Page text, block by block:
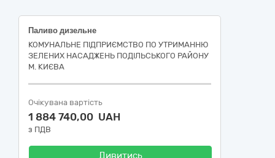
Паливо дизельне
КОМУНАЛЬНЕ ПІДПРИЄМСТВО ПО УТРИМАННЮ
ЗЕЛЕНИХ НАСАДЖЕНЬ ПОДІЛЬСЬКОГО РАЙОНУ
М. КИЄВА
Очікувана вартість
1 884 740,00 UAH
з ПДВ
Дивитись